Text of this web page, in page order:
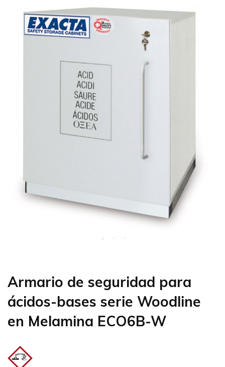
Armario de seguridad para
ácidos-bases serie Woodline
en Melamina ECO6B-W